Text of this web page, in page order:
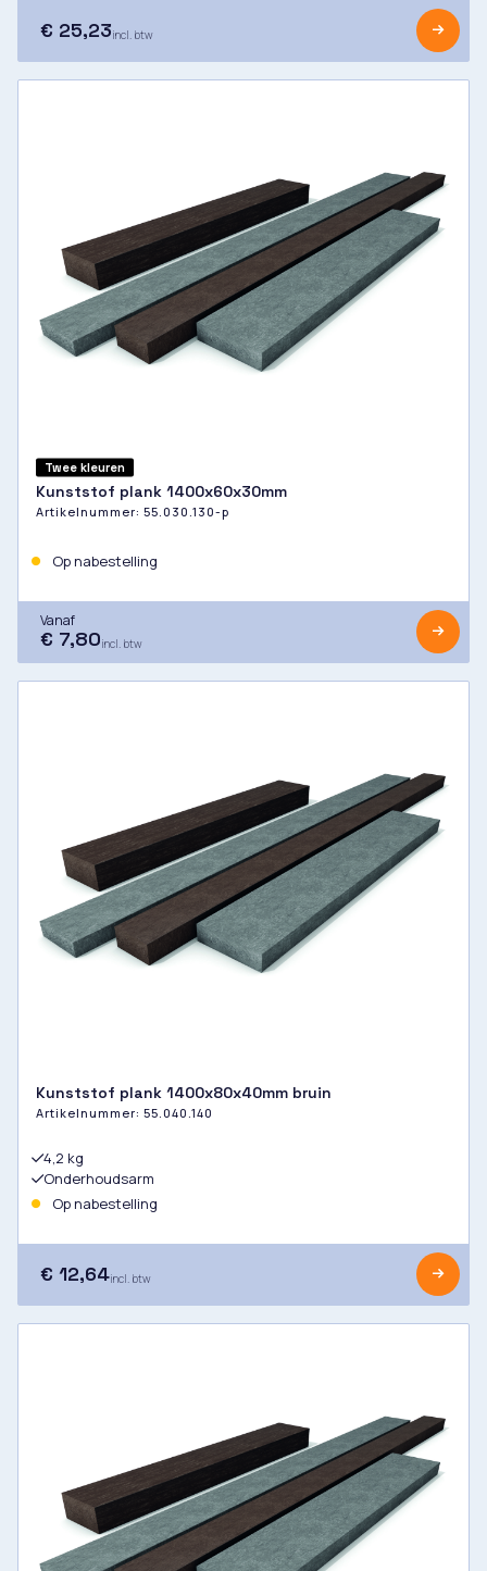
€ 25,23incl. btw
Twee kleuren
Kunststof plank 1400x60x30mm
Artikelnummer: 55.030.130-p
Op nabestelling
Vanaf
€ 7,80incl. btw
Kunststof plank 1400x80x40mm bruin
Artikelnummer: 55.040.140
4,2 kg
Onderhoudsarm
Op nabestelling
€ 12,64incl. btw